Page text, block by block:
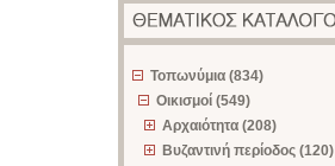
Τοπωνύμια (834)
Οικισμοί (549)
Αρχαιότητα (208)
Βυζαντινή περίοδος (120)